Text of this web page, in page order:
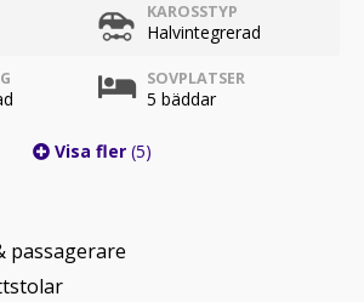
KAROSSTYP
Halvintegrerad
SOVPLATSER
5 bäddar
Visa fler (5)
passagerare